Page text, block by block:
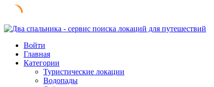
Skip
contentВойти
Главная
Категории
Туристические локации
Водопады